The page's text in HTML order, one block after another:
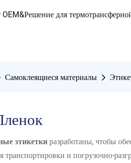
для
Самоклеящиеся материалы
этикеткиразработаны, чтобы
и погрузочно-